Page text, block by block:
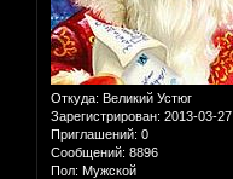
Откуда: Великий Устюг
Зарегистрирован: 2013-03-27
Приглашений: 0
Сообщений: 8896
Пол: Мужской